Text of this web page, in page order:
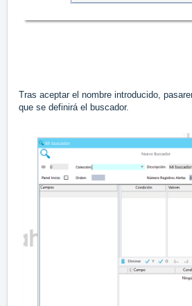
Tras aceptar el nombre introducido,
que se definirá el buscador.